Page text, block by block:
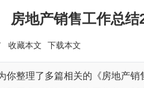
房地产销售工作总结
收藏本文 下载本文
你整理了多篇相关的《房地产